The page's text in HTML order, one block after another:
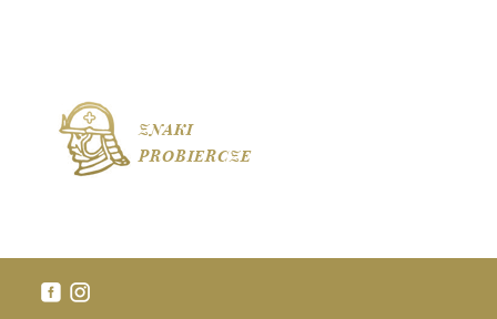
ZNAKI
PROBIERCZE